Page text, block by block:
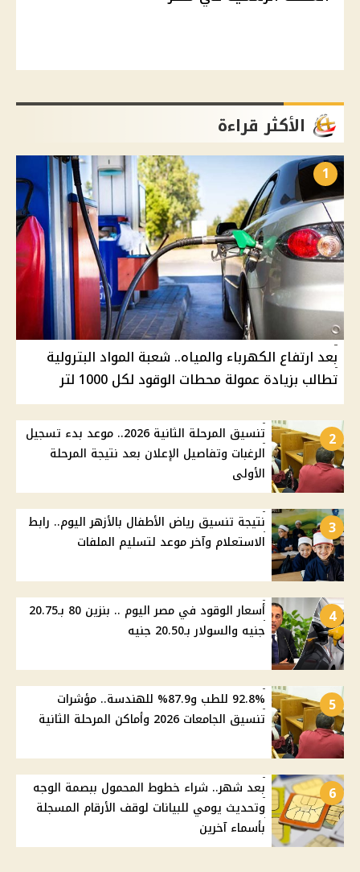
الأكثر قراءة
1
بعد ارتفاع الكهرباء والمياه.. شعبة المواد البترولية
تطالب بزيادة عمولة محطات الوقود لكل 1000 لتر
2
تنسيق المرحلة الثانية 2026.. موعد بدء تسجيل
الرغبات وتفاصيل الإعلان بعد نتيجة المرحلة
الأولى
3
نتيجة تنسيق رياض الأطفال بالأزهر اليوم.. رابط
الاستعلام وآخر موعد لتسليم الملفات
4
أسعار الوقود في مصر اليوم .. بنزين 80 بـ20.75
جنيه والسولار بـ20.50 جنيه
5
92.8% للطب و87.9% للهندسة.. مؤشرات
تنسيق الجامعات 2026 وأماكن المرحلة الثانية
6
بعد شهر.. شراء خطوط المحمول ببصمة الوجه
وتحديث يومي للبيانات لوقف الأرقام المسجلة
بأسماء آخرين